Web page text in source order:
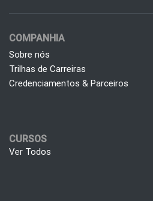
COMPANHIA
Sobre nós
Trilhas de Carreiras
Credenciamentos & Parceiros
CURSOS
Ver Todos